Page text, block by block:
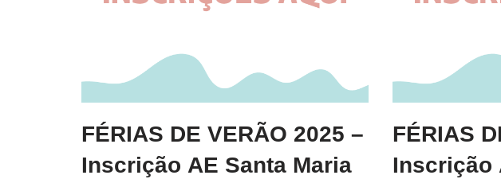
FÉRIAS DE VERÃO 2025 –
Inscrição AE Santa Maria
FÉRIAS
Inscrição